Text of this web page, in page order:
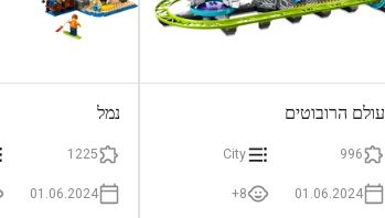
עולם הרובוטים
996
City
01.06.2024
8+
נמל
1225
01.06.2024